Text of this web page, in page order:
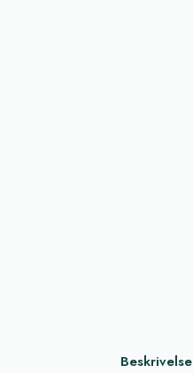
Beskrivelse